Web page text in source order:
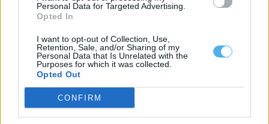
Personal Data for Targeted Advertising.
Opted In
I want to opt-out of Collection, Use,
Retention, Sale, and/or Sharing of my
Personal Data that Is Unrelated with the
Purposes for which it was collected.
Opted Out
CONFIRM
jornada marcada...
6 Agosto, 2026 - 14:51